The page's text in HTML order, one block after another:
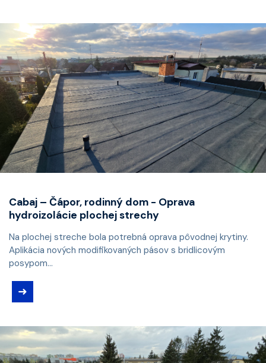
Cabaj – Čápor, rodinný dom - Oprava
hydroizolácie plochej strechy
Na plochej streche bola potrebná oprava pôvodnej krytiny.
Aplikácia nových modifikovaných pásov s bridlicovým
posypom...
➜